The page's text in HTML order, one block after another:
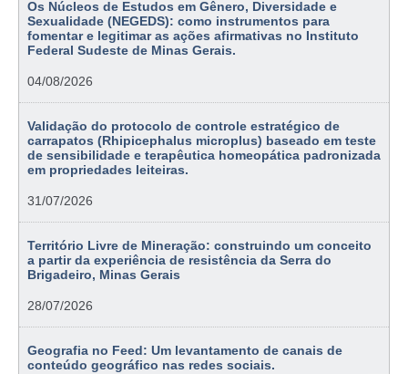
Os Núcleos de Estudos em Gênero, Diversidade e
Sexualidade (NEGEDS): como instrumentos para
fomentar e legitimar as ações afirmativas no Instituto
Federal Sudeste de Minas Gerais.
04/08/2026
Validação do protocolo de controle estratégico de
carrapatos (Rhipicephalus microplus) baseado em teste
de sensibilidade e terapêutica homeopática padronizada
em propriedades leiteiras.
31/07/2026
Território Livre de Mineração: construindo um conceito
a partir da experiência de resistência da Serra do
Brigadeiro, Minas Gerais
28/07/2026
Geografia no Feed: Um levantamento de canais de
conteúdo geográfico nas redes sociais.